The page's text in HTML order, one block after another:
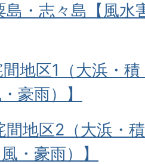
・志々島【風水
地区1（大浜・
豪雨）】
地区2（大浜・
・豪雨）】